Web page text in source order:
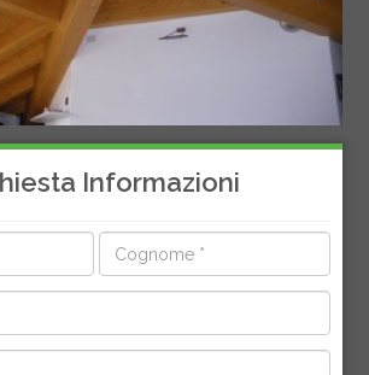
Informazioni